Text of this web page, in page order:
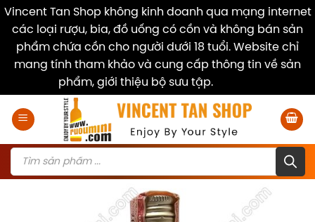
Vincent Tan Shop không kinh doanh qua mạng internet
các loại rượu, bia, đồ uống có cồn và không bán sản
phẩm chứa cồn cho người dưới 18 tuổi. Website chỉ
mang tính tham khảo và cung cấp thông tin về sản
phẩm, giới thiệu bộ sưu tập.
Products
search